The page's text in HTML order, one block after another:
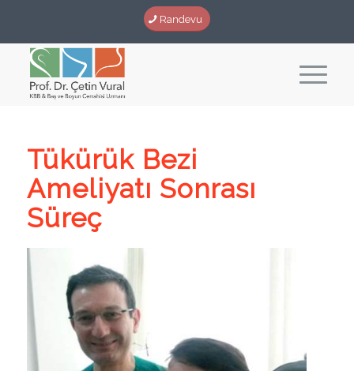
Randevu
Tükürük Bezi
Ameliyatı Sonrası
Süreç